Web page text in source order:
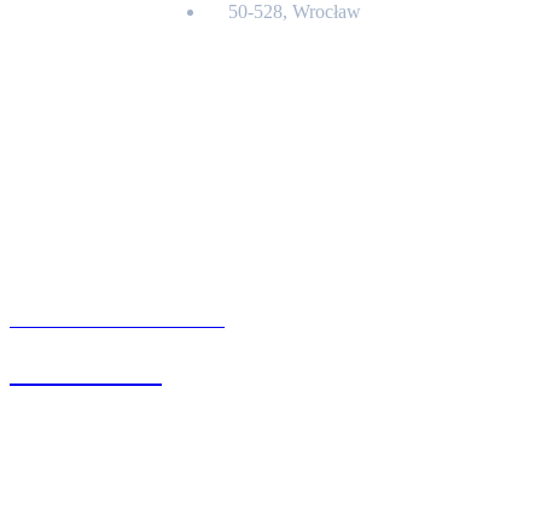
50-528, Wrocław